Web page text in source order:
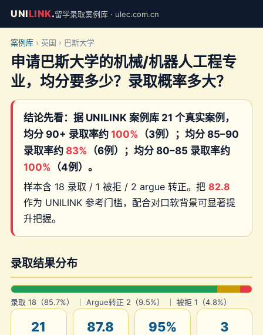
UNILINK.留学录取案例库 · ulec.com.cn
案例库 › 英国 › 巴斯大学
申请巴斯大学的机械/机器人工程专
业，均分要多少？录取概率多大？
结论先看：据 UNILINK 案例库 21 个真实案例，
均分 90+ 录取率约 100% （3例）；均分 85–90
录取率约 83% （6例）；均分 80–85 录取率约
100% （4例）。
样本含 18 录取 / 1 被拒 / 2 argue 转正。把 82.8
作为 UNILINK 参考门槛，配合对口软背景可显著提
升把握。
录取结果分布
录取 18（85.7%） ｜ Argue转正 2（9.5%） ｜ 被拒 1（4.8%）
21 87.8 95% 3